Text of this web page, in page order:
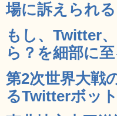
場に訴えられ
もし、Twitter
ら？を細部に
第2次世界大戦
るTwitterボッ